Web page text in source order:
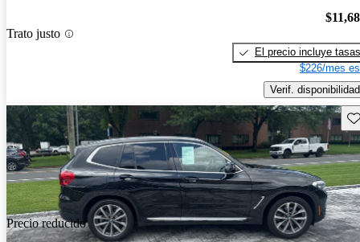
Trato justo
El precio incluye tasas
$226/mes
Verif. disponibilidad
Precio reducido